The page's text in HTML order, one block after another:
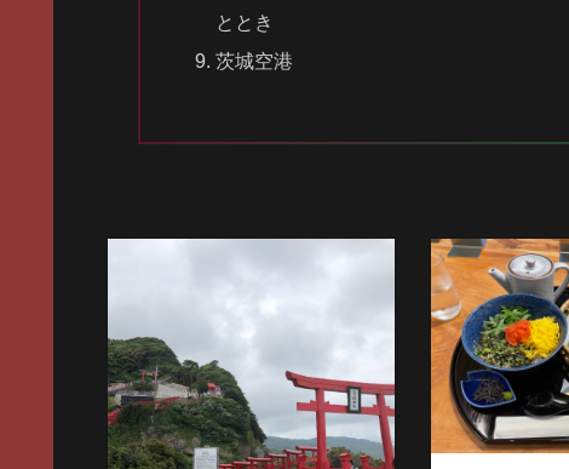
ととき
茨城空港